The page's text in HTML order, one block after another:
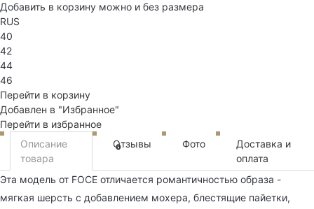
Добавить в корзину можно и без размера
RUS
40
42
44
46
Перейти в корзину
Добавлен в "Избранное"
Перейти в избранное
Описание
товара
Отзывы
0 Фото
Доставка и
оплата
Эта модель от FOCE отличается романтичностью образа -
мягкая шерсть с добавлением мохера, блестящие пайетки,